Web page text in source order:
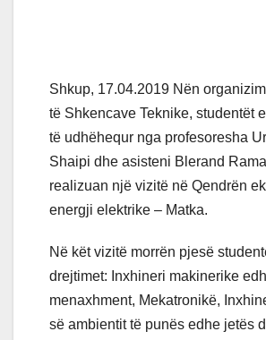
Shkup, 17.04.2019 Nën
të Shkencave Teknike, studentët
të udhëhequr nga profesoresha
Shaipi dhe asisteni Blerand
realizuan një vizitë në Qendrën
energji elektrike – Matka.
Në kët vizitë morrën pjesë
drejtimet: Inxhineri makinerike
menaxhment, Mekatronikë,
së ambientit të punës edhe jetës